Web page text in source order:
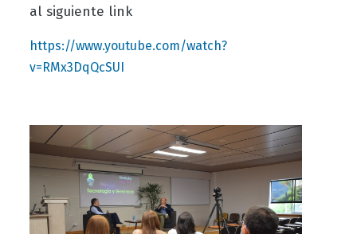
al siguiente link
https://www.youtube.com/watch?
v=RMx3DqQcSUI